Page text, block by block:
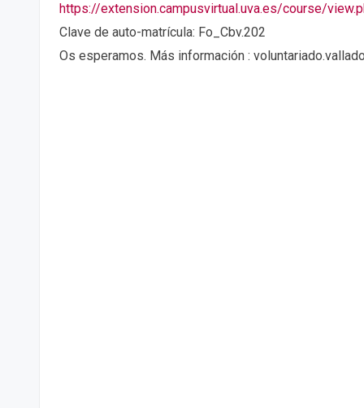
https://extension.campusvirtual.uva.es/course/
Clave de auto-matrícula: Fo_Cbv.202
Os esperamos. Más información :